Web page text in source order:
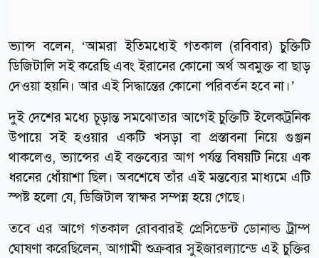
ভ্যান্স বলেন, ‘আমরা ইতিমধ্যেই গতকাল (রবিবার) চুক্তিটি
ডিজিটালি সই করেছি এবং ইরানের কোনো অর্থ অবমুক্ত বা ছাড়
দেওয়া হয়নি। আর এই সিদ্ধান্তের কোনো পরিবর্তন হবে না।’
দুই দেশের মধ্যে চূড়ান্ত সমঝোতার আগেই চুক্তিটি ইলেকট্রনিক
উপায়ে সই হওয়ার একটি খসড়া বা প্রস্তাবনা নিয়ে গুঞ্জন
থাকলেও, ভ্যান্সের এই বক্তব্যের আগ পর্যন্ত বিষয়টি নিয়ে এক
ধরনের ধোঁয়াশা ছিল। অবশেষে তাঁর এই মন্তব্যের মাধ্যমে এটি
স্পষ্ট হলো যে, ডিজিটাল স্বাক্ষর সম্পন্ন হয়ে গেছে।
তবে এর আগে গতকাল রোববারই প্রেসিডেন্ট ডোনাল্ড ট্রাম্প
ঘোষণা করেছিলেন, আগামী শুক্রবার সুইজারল্যান্ডে এই চুক্তির